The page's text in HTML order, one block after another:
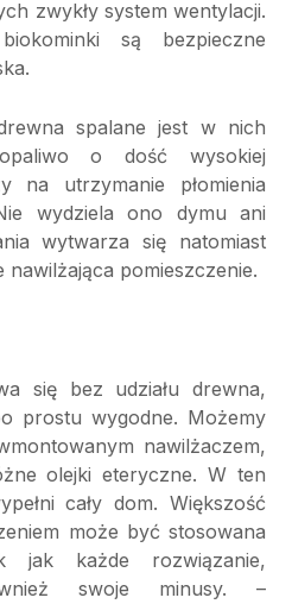
zwykły system wentylacji.
są bezpieczne
spalane jest w nich
o dość wysokiej
na utrzymanie płomienia
wydziela ono dymu ani
wytwarza się natomiast
pomieszczenie.
się bez udziału drewna,
prostu wygodne. Możemy
nawilżaczem,
olejki eteryczne. W ten
cały dom. Większość
może być stosowana
jak każde rozwiązanie,
swoje minusy. –